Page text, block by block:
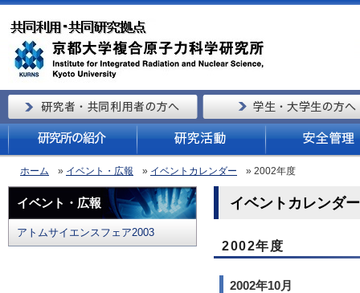
ホーム » イベント・広報 » イベントカレンダー » 2002年度
イベント・広報
アトムサイエンスフェア2003
イベントカレンダ
2002年度
2002年10月